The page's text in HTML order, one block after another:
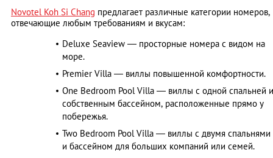
Novotel Koh Si Chang предлагает различные категории номеров,
отвечающие любым требованиям и вкусам:
Deluxe Seaview — просторные номера с видом на
море.
Premier Villa — виллы повышенной комфортности.
One Bedroom Pool Villa — виллы с одной спальней и
собственным бассейном, расположенные прямо у
побережья.
Two Bedroom Pool Villa — виллы с двумя спальнями
и бассейном для больших компаний или семей.